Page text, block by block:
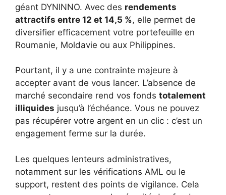
géant DYNINNO. Avec des rendements
attractifs entre 12 et 14,5 %, elle permet de
diversifier efficacement votre portefeuille en
Roumanie, Moldavie ou aux Philippines.
Pourtant, il y a une contrainte majeure à
accepter avant de vous lancer. L’absence de
marché secondaire rend vos fonds totalement
illiquides jusqu’à l’échéance. Vous ne pouvez
pas récupérer votre argent en un clic : c’est un
engagement ferme sur la durée.
Les quelques lenteurs administratives,
notamment sur les vérifications AML ou le
support, restent des points de vigilance. Cela